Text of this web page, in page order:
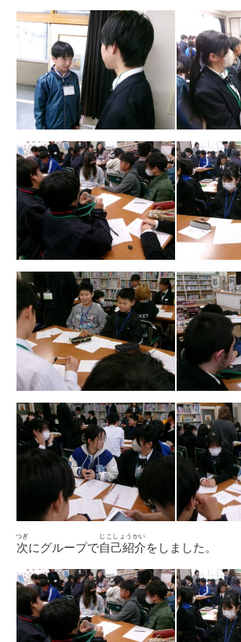
次
つぎ
にグループで自己紹介
じこしょうかい
をしました。